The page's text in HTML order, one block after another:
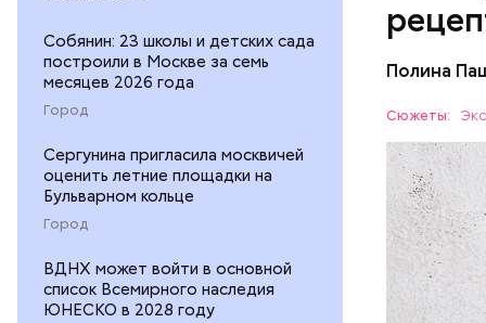
Собянин: 23 школы и детских сада
построили в Москве за семь
месяцев 2026 года
Город
Сергунина пригласила москвичей
оценить летние площадки на
Бульварном кольце
Город
ВДНХ может войти в основной
список Всемирного наследия
ЮНЕСКО в 2028 году
Полина
Сюжеты:
ЕДА